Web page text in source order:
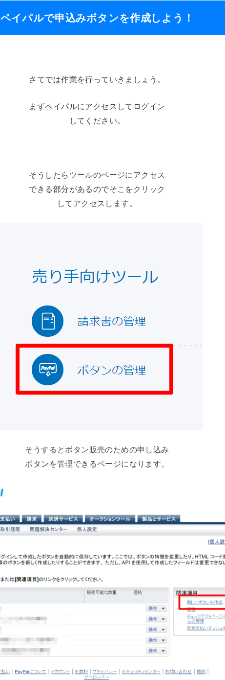
ペイパルで申込みボタンを作成しよう！
さてでは作業を行っていきましょう。
まずペイパルにアクセスしてログイン
してください。
そうしたらツールのページにアクセス
できる部分があるのでそこをクリック
してアクセスします。
そうするとボタン販売のための申し込み
ボタンを管理できるページになります。